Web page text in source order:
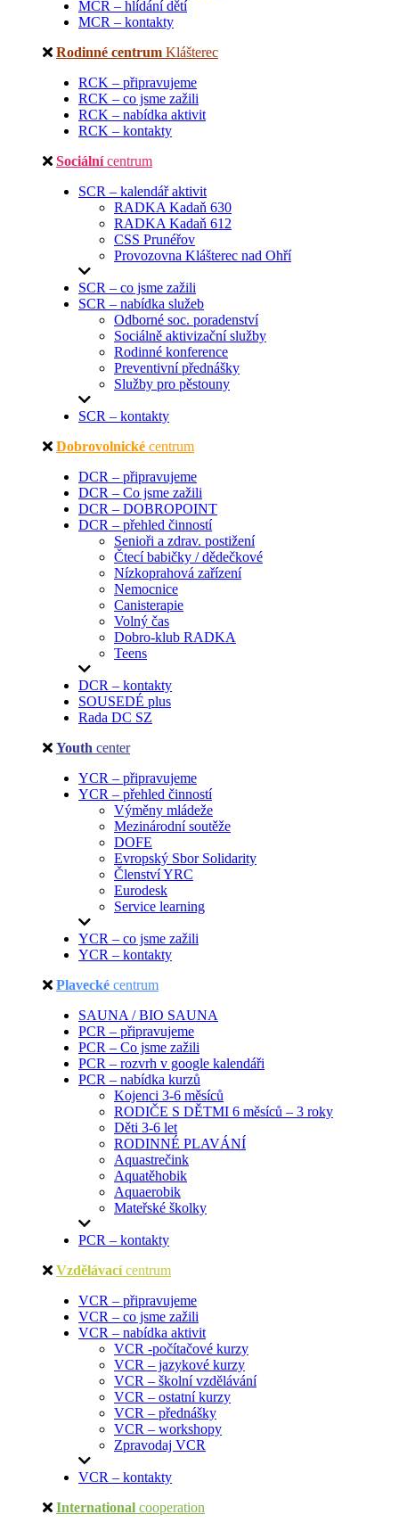
MCR – hlídání dětí
MCR – kontakty
Rodinné centrum Klášterec
RCK – připravujeme
RCK – co jsme zažili
RCK – nabídka aktivit
RCK – kontakty
Sociální centrum
SCR – kalendář aktivit
RADKA Kadaň 630
RADKA Kadaň 612
CSS Prunéřov
Provozovna Klášterec nad Ohří
SCR – co jsme zažili
SCR – nabídka služeb
Odborné soc. poradenství
Sociálně aktivizační služby
Rodinné konference
Preventivní přednášky
Služby pro pěstouny
SCR – kontakty
Dobrovolnické centrum
DCR – připravujeme
DCR – Co jsme zažili
DCR – DOBROPOINT
DCR – přehled činností
Senioři a zdrav. postižení
Čtecí babičky / dědečkové
Nízkoprahová zařízení
Nemocnice
Canisterapie
Volný čas
Dobro-klub RADKA
Teens
DCR – kontakty
SOUSEDÉ plus
Rada DC SZ
Youth center
YCR – připravujeme
YCR – přehled činností
Výměny mládeže
Mezinárodní soutěže
DOFE
Evropský Sbor Solidarity
Členství YRC
Eurodesk
Service learning
YCR – co jsme zažili
YCR – kontakty
Plavecké centrum
SAUNA / BIO SAUNA
PCR – připravujeme
PCR – Co jsme zažili
PCR – rozvrh v google kalendáři
PCR – nabídka kurzů
Kojenci 3-6 měsíců
RODIČE S DĚTMI 6 měsíců – 3 roky
Děti 3-6 let
RODINNÉ PLAVÁNÍ
Aquastrečink
Aquatěhobik
Aquaerobik
Mateřské školky
PCR – kontakty
Vzdělávací centrum
VCR – připravujeme
VCR – co jsme zažili
VCR – nabídka aktivit
VCR -počítačové kurzy
VCR – jazykové kurzy
VCR – školní vzdělávání
VCR – ostatní kurzy
VCR – přednášky
VCR – workshopy
Zpravodaj VCR
VCR – kontakty
International cooperation